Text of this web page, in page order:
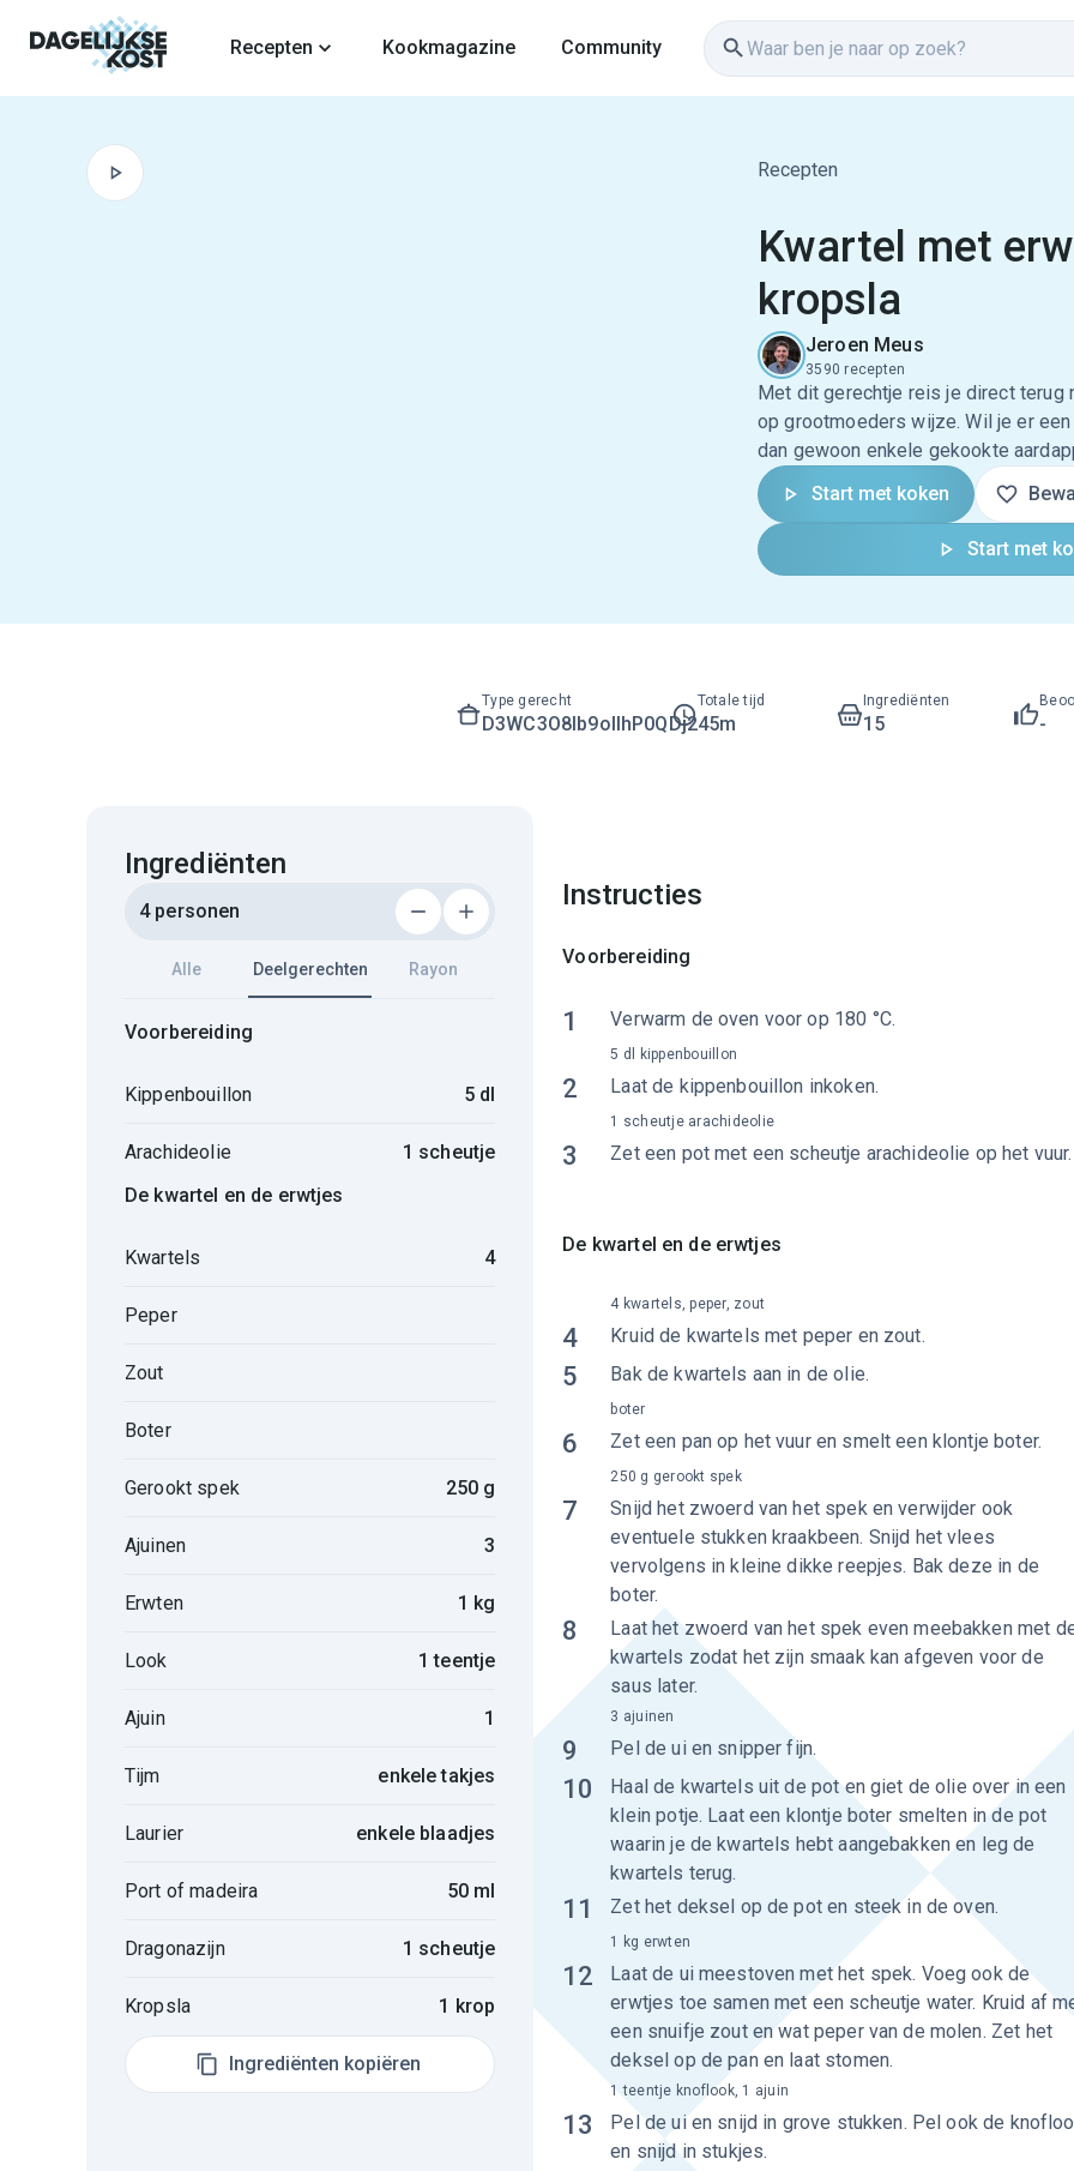
Recepten
Kookmagazine Community
Recepten
Kwartel met
kropsla
Jeroen Meus
3590 recepten
Met dit gerechtje reis je direct terug
op grootmoeders wijze. Wil je er
dan gewoon enkele gekookte
Start met koken
Start met
Type gerecht
D3WC3O8lb9ollhP0QDj2
Totale tijd
45m
Ingrediënten
15 -
Ingrediënten
4 personen
Alle Deelgerechten Rayon
Voorbereiding
Kippenbouillon 5 dl
Arachideolie
1 scheutje
De kwartel en de erwtjes
Kwartels 4
Peper
Zout
Boter
Gerookt spek 250 g
Ajuinen 3
Erwten 1 kg
Look 1 teentje
Ajuin 1
Tijm enkele takjes
Laurier enkele blaadjes
Port of madeira 50 ml
Dragonazijn 1 scheutje
Kropsla 1 krop
Ingrediënten kopiëren
Instructies
Voorbereiding
1 Verwarm de oven voor op 180 °C.
2 Laat de kippenbouillon inkoken.
5 dl kippenbouillon
3 Zet een pot met een scheutje arachideolie op het vuur.
1 scheutje arachideolie
De kwartel en de erwtjes
4 Kruid de kwartels met peper en zout.
4 kwartels, peper, zout
5 Bak de kwartels aan in de olie.
6 Zet een pan op het vuur en smelt een klontje boter.
boter
7
Snijd het zwoerd van het spek en verwijder ook
eventuele stukken kraakbeen. Snijd het vlees
vervolgens in kleine dikke reepjes. Bak deze in de
boter.
250 g gerookt spek
8
Laat het zwoerd van het spek even meebakken met
kwartels zodat het zijn smaak kan afgeven voor de
saus later.
9 Pel de ui en snipper fijn.
3 ajuinen
10
Haal de kwartels uit de pot en giet de olie over in een
klein potje. Laat een klontje boter smelten in de pot
waarin je de kwartels hebt aangebakken en leg de
kwartels terug.
11 Zet het deksel op de pot en steek in de oven.
12
Laat de ui meestoven met het spek. Voeg ook de
erwtjes toe samen met een scheutje water. Kruid af
een snuifje zout en wat peper van de molen. Zet het
deksel op de pan en laat stomen.
1 kg erwten
13
Pel de ui en snijd in grove stukken. Pel ook de
en snijd in stukjes.
1 teentje knoflook, 1 ajuin